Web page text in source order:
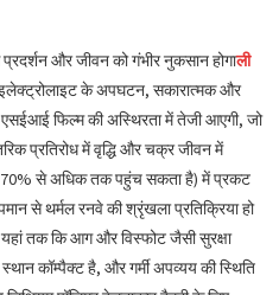
और जीवन को गंभीर नुकसान होगाली
इलेक्ट्रोलाइट के अपघटन, सकारात्मक और
फिल्म की अस्थिरता में तेजी आएगी, जो
प्रतिरोध में वृद्धि और चक्र जीवन में
70% से अधिक तक पहुंच सकता है) में प्रकट
से थर्मल रनवे की श्रृंखला प्रतिक्रिया हो
तक ​​कि आग और विस्फोट जैसी सुरक्षा
कॉम्पैक्ट है, और गर्मी अपव्यय की स्थिति